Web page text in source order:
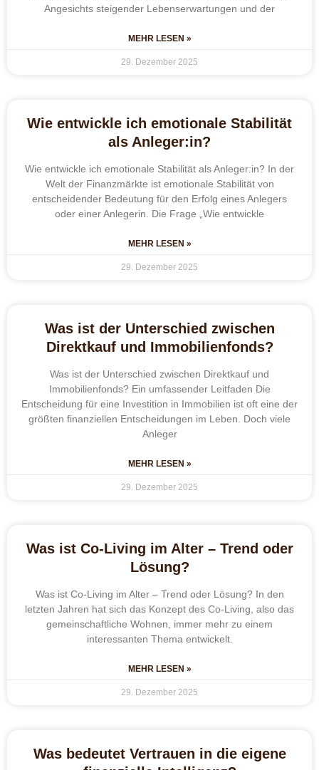
Angesichts steigender Lebenserwartungen und der
MEHR LESEN »
29. Dezember 2025
Wie entwickle ich emotionale Stabilität
als Anleger:in?
Wie entwickle ich emotionale Stabilität als Anleger:in? In der
Welt der Finanzmärkte ist emotionale Stabilität von
entscheidender Bedeutung für den Erfolg eines Anlegers
oder einer Anlegerin. Die Frage „Wie entwickle
MEHR LESEN »
29. Dezember 2025
Was ist der Unterschied zwischen
Direktkauf und Immobilienfonds?
Was ist der Unterschied zwischen Direktkauf und
Immobilienfonds? Ein umfassender Leitfaden Die
Entscheidung für eine Investition in Immobilien ist oft eine der
größten finanziellen Entscheidungen im Leben. Doch viele
Anleger
MEHR LESEN »
29. Dezember 2025
Was ist Co-Living im Alter – Trend oder
Lösung?
Was ist Co-Living im Alter – Trend oder Lösung? In den
letzten Jahren hat sich das Konzept des Co-Living, also das
gemeinschaftliche Wohnen, immer mehr zu einem
interessanten Thema entwickelt.
MEHR LESEN »
29. Dezember 2025
Was bedeutet Vertrauen in die eigene